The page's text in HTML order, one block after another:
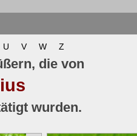
U V W Z
die von
wurden.